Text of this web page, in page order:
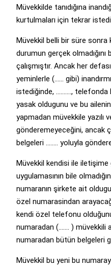
Müvekkilde tanıdığına
kurtulmaları için tekrar
Müvekkil belli bir süre sonra
durumun gerçek
çalışmıştır. Ancak her
yeminlerle (…… gibi)
istediğinde, ………., telefonda
yasak oldugunu ve bu
yapmadan müvekkile yazılı
gönderemeyeceğini, ancak
belgeleri …….. yoluyla
Müvekkil kendisi ile
uygulamasının bile
numaranın şirkete ait
özel numarasindan
kendi özel telefonu
numaradan (……. ) müvekkili
numaradan bütün belgeleri
Müvekkil bu yeni bu